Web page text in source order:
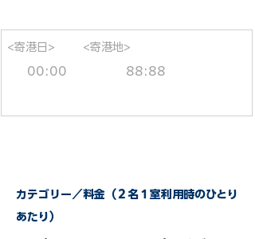
<寄港日>
00:00
<寄港地>
88:88
カテゴリー／料金（２名１室利用時のひとり
あたり）